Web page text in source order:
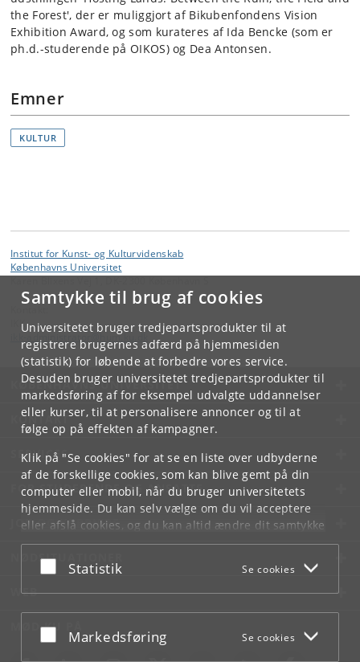
Samtykke til brug af cookies
Universitetet bruger tredjepartsprodukter til at
registrere brugernes adfærd på hjemmesiden
(statistik) for løbende at forbedre vores service.
Desuden bruger universitetet tredjepartsprodukter til
markedsføring af for eksempel udvalgte uddannelser
eller kurser, til at personalisere annoncer og til at
følge op på effekten af kampagner.
Klik på "Se cookies" for at se en liste over udbyderne
af de forskellige cookies, som kan blive gemt på din
computer eller mobil, når du bruger universitetets
hjemmeside. Du kan selv vælge om du vil acceptere
eller afslå cookies, og du kan altid ændre dit samtykke
underCookie- og privatlivspolitiksom du finder i
bunden af hver side.
Acceptér eller afslå
Statistik Se cookies
Acceptér eller afslå
Markedsføring Se cookies
the Forest', der er muliggjort af Bikubenfondens Vision
Exhibition Award, og som kurateres af Ida Bencke (som er
ph.d.-studerende på OIKOS) og Dea Antonsen.
Emner
KULTUR
Institut for Kunst- og Kulturvidenskab
Københavns Universitet
IKK
hum.
KØBENHAVNS UNIVERSITET
KONTAKT
SERVICES
FOR STUDERENDE OG ANSATTE
JOB OG KARRIERE
NØDSITUATIONER
WEB
MØD KU PÅ